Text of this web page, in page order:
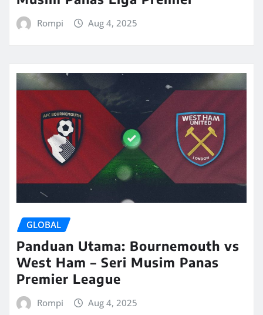
Rompi Aug 4, 2025
GLOBAL
Panduan Utama: Bournemouth vs
West Ham – Seri Musim Panas
Premier League
Rompi Aug 4, 2025